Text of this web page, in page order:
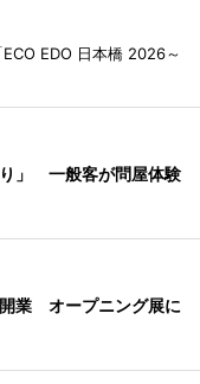
EDO 日本橋 2026～
」 一般客が問屋体験
業 オープニング展に